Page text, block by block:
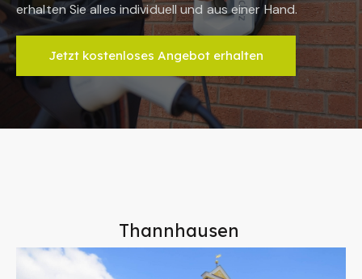
erhalten Sie alles individuell und aus einer Hand.
Jetzt kostenloses Angebot erhalten
Thannhausen